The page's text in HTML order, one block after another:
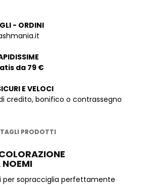
- ORDINI
da 79 €
E VELOCI
credito, bonifico o contrassegno
PRODOTTI
per sopracciglia perfettamente